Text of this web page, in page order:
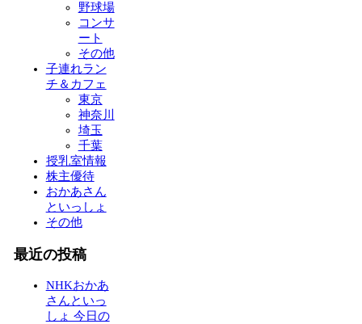
野球場
コンサ
ート
その他
子連れラン
チ＆カフェ
東京
神奈川
埼玉
千葉
授乳室情報
株主優待
おかあさん
といっしょ
その他
最近の投稿
NHKおかあ
さんといっ
しょ 今日の